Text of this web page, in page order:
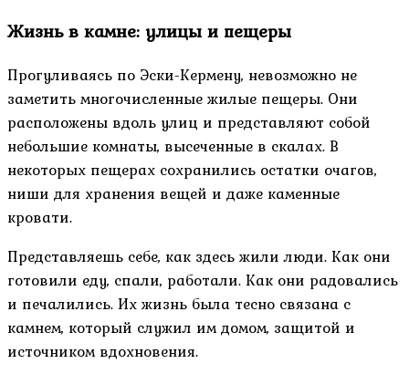
Жизнь в камне: улицы и пещеры
Прогуливаясь по Эски-Кермену, невозможно не
заметить многочисленные жилые пещеры. Они
расположены вдоль улиц и представляют собой
небольшие комнаты, высеченные в скалах. В
некоторых пещерах сохранились остатки очагов,
ниши для хранения вещей и даже каменные
кровати.
Представляешь себе, как здесь жили люди. Как они
готовили еду, спали, работали. Как они радовались
и печалились. Их жизнь была тесно связана с
камнем, который служил им домом, защитой и
источником вдохновения.